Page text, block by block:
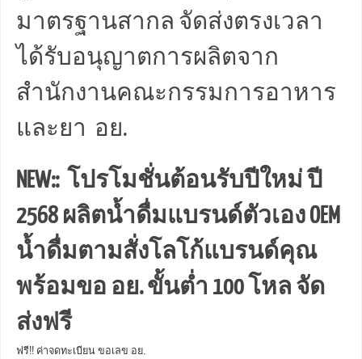
มาตรฐานสากล จัดส่งตรงเวลา
ได้รับอนุญาตการผลิตจาก
สำนักงานคณะกรรมการอาหาร
และยา อย.
NEW:: โปรโมชั่นต้อนรับปีใหม่ ปี
2568 ผลิตน้ำดื่มแบรนด์ตัวเอง OEM
น้ำดื่มตามสั่งโลโก้แบรนด์คุณ
พร้อมขอ อย. ขั้นต่ำ 100 โหล จัด
ส่งฟรี
ฟรี!! ค่าจดทะเบียน ขอเลข อย.